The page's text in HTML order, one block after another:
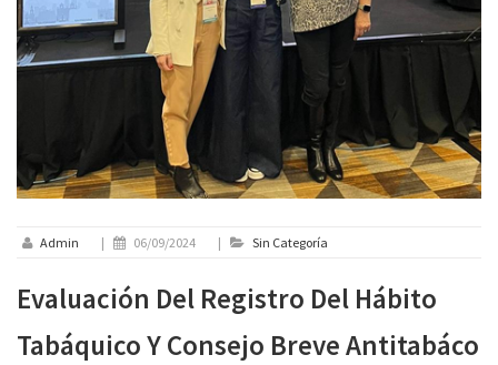
Admin | 06/09/2024 | Sin Categoría
Evaluación Del Registro Del Hábito
Tabáquico Y Consejo Breve Antitabáco